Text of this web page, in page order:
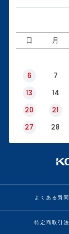
日 月
6
7
13
14
20
21
27
28
よくある質問
特定商取引法